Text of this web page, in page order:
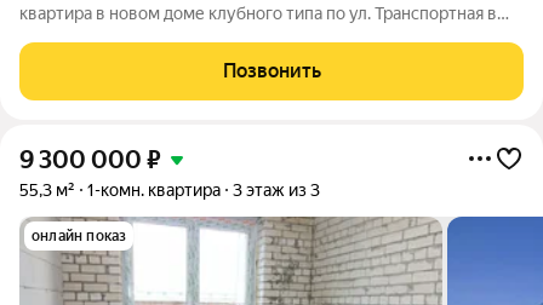
квартира в новом доме клубного типа по ул. Транспортная в
с индивидуальным отоплением (газовый котел), высота
потолков 3,0 метра! Лоджия
Позвонить
9 300 000 ₽
55,3 м² 1-комн. квартира 3 этаж из 3
онлайн показ